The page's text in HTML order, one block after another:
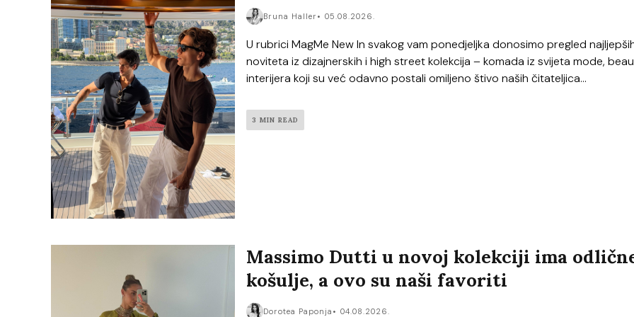
Bruna Haller 05.08.2026.
U rubrici MagMe New In svakog vam ponedjeljka donosimo pregled
noviteta iz dizajnerskih i high street kolekcija – komada iz svijeta mode,
interijera koji su već odavno postali omiljeno štivo naših čitateljica...
3 MIN READ
Massimo Dutti u novoj kolekciji ima
košulje, a ovo su naši favoriti
Dorotea Paponja 04.08.2026.